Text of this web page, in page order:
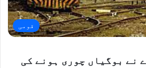
قومی
نے بوگیاں چوری ہونے کی